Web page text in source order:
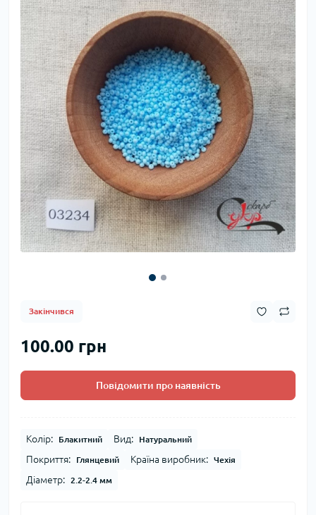
Закінчився
100.00 грн
Повідомити про наявність
Колір: Блакитний Вид: Натуральний
Покриття: Глянцевий Країна виробник: Чехія
Діаметр: 2.2-2.4 мм